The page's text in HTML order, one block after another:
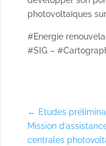
photovoltaïques
#Energie
#SIG –
← Etudes
Mission
centrales